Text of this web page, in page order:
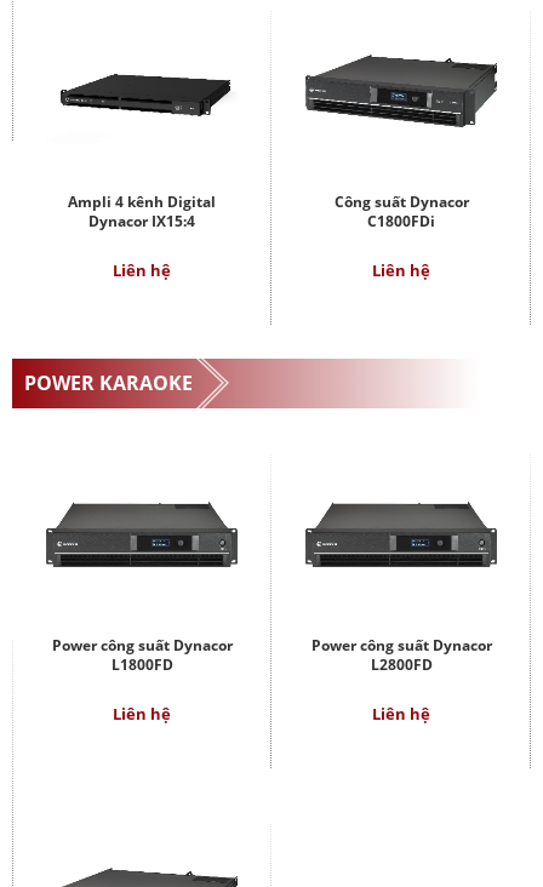
Ampli 4 kênh Digital
Dynacor IX15:4
Liên hệ
Công suất Dynacor
C1800FDi
Liên hệ
POWER KARAOKE
Power công suất Dynacor
L1800FD
Liên hệ
Power công suất Dynacor
L2800FD
Liên hệ